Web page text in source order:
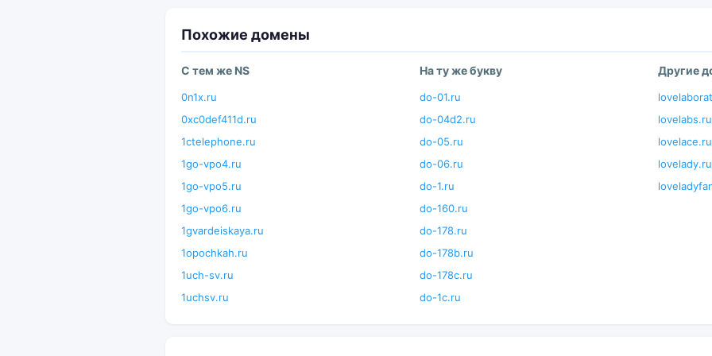
Похожие домены
С тем же NS
0n1x.ru
0xc0def411d.ru
1ctelephone.ru
1go-vpo4.ru
1go-vpo5.ru
1go-vpo6.ru
1gvardeiskaya.ru
1opochkah.ru
1uch-sv.ru
1uchsv.ru
На ту же букву
do-01.ru
do-04d2.ru
do-05.ru
do-06.ru
do-1.ru
do-160.ru
do-178.ru
do-178b.ru
do-178c.ru
do-1c.ru
Другие
lovelabs.ru
lovelace.ru
lovelady.ru